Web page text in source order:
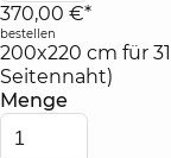
370,00 €*
bestellen
200x220 cm für
Seitennaht)
Menge